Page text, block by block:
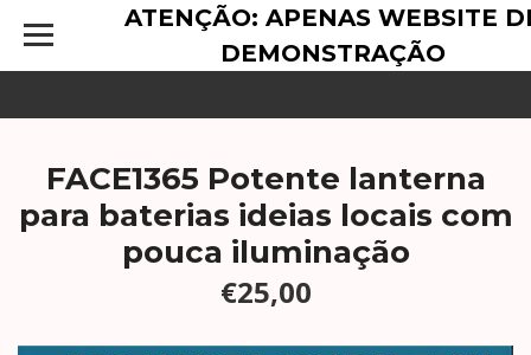
ATENÇÃO: APENAS WEBSITE
DEMONSTRAÇÃO
FACE1365 Potente lanterna
para baterias ideias locais com
pouca iluminação
€25,00